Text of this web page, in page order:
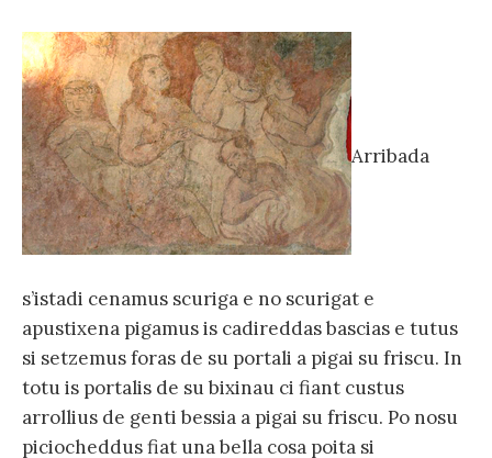
Arribada
s’istadi cenamus scuriga e no scurigat e
apustixena pigamus is cadireddas bascias e tutus
si setzemus foras de su portali a pigai su friscu. In
totu is portalis de su bixinau ci fiant custus
arrollius de genti bessia a pigai su friscu. Po nosu
piciocheddus fiat una bella cosa poita si